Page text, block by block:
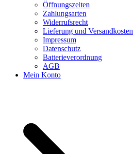
Öffnungszeiten
Zahlungsarten
Widerrufsrecht
Lieferung und Versandkosten
Impressum
Datenschutz
Batterieverordnung
AGB
Mein Konto